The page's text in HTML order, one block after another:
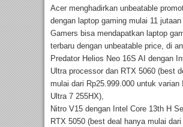
Acer menghadirkan unbeatable
dengan laptop gaming mulai 11 jutaan
Gamers bisa mendapatkan laptop
terbaru dengan unbeatable price, di
Predator Helios Neo 16S AI dengan
Ultra processor dan RTX 5060 (best
mulai dari Rp25.999.000 untuk varian
Ultra 7 255HX),
Nitro V15 dengan Intel Core 13th H
RTX 5050 (best deal hanya mulai dari